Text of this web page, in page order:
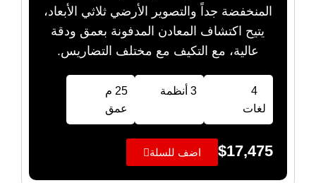
المنخفضة جداً والتصوير الأرضي ثلاثي الأبعاد،
يتيح اكتشاف المعادن المدفونة بعمق ودقة
عالية، مع التكيف مع مختلف التضاريس.
4
لغات
3 أنظمة
25 م
عمق
$17,475 اضف للسلة